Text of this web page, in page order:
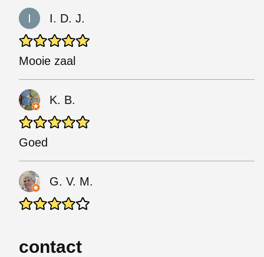
I. D. J.
Mooie zaal
K. B.
Goed
G. V. M.
contact